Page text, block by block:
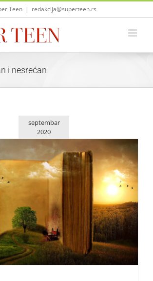
Teen | redakcija@superteen.rs
i nesrećan
septembar
2020
i Super Teen vam poklanjaju „Između
srećan i nesrećan”
Život i zabava